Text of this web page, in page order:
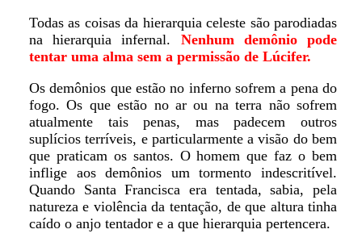
Todas as coisas da hierarquia celeste são parodiadas
na hierarquia infernal. Nenhum demônio pode
tentar uma alma sem a permissão de Lúcifer.
Os demônios que estão no inferno sofrem a pena do
fogo. Os que estão no ar ou na terra não sofrem
atualmente tais penas, mas padecem outros
suplícios terríveis, e particularmente a visão do bem
que praticam os santos. O homem que faz o bem
inflige aos demônios um tormento indescritível.
Quando Santa Francisca era tentada, sabia, pela
natureza e violência da tentação, de que altura tinha
caído o anjo tentador e a que hierarquia pertencera.